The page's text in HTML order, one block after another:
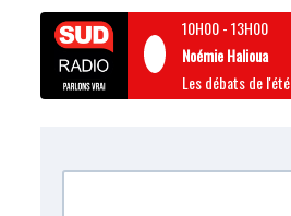
10H00-13H00
Noémie Halioua
Les débats de l'été